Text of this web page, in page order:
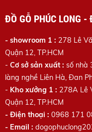
ĐỒ GỖ PHÚC LONG -
- showroom 1 : 278 Lê
Quận 12, TP.HCM
- Cơ sở sản xuất : số nhà
làng nghề Liên Hà, Đan
- Kho xưởng 1 : 278A Lê
Quận 12, TP.HCM
- Điện thoại : 0968 171
- Email :